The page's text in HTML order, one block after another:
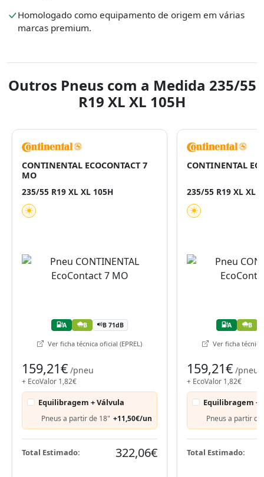
Homologado como equipamento de origem em várias
marcas premium.
Outros Pneus com a Medida 235/55
R19 XL XL 105H
CONTINENTAL ECOCONTACT 7
MO
235/55 R19 XL XL 105H
A B B 71dB
Ver ficha técnica oficial (EPREL)
159,21€ /pneu
+ EcoValor 1,82€
Equilibragem + Válvula
Pneus a partir de 18" +11,50€/un
Total Estimado: 322,06€
CONTINENTAL
235/55 R19 XL XL
A B
Ver ficha técnica
159,21€ /pneu
+ EcoValor 1,82€
Equilibragem +
Pneus a partir
Total Estimado: